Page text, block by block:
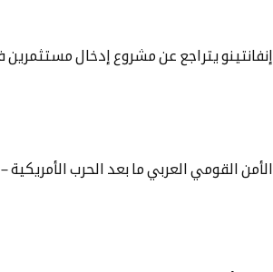
إنفانتينو يتراجع عن مشروع إدخال
الأمن القومي العربي ما بعد الحرب الأمريكية –